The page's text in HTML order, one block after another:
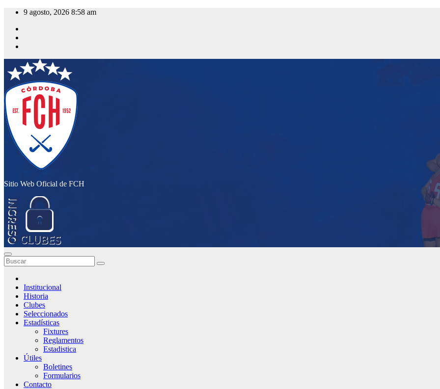
Saltar
contenido
9 agosto, 2026 8:58 am
Sitio Web Oficial de FCH
Institucional
Historia
Clubes
Seleccionados
Estadísticas
Fixtures
Reglamentos
Estadistica
Útiles
Boletines
Formularios
Contacto